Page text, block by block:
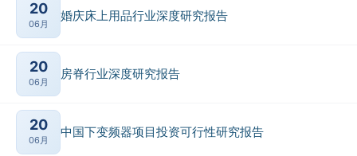
20
06月
婚庆床上用品行业深度研究报告
20
06月
房脊行业深度研究报告
20
06月
中国下变频器项目投资可行性研究报告